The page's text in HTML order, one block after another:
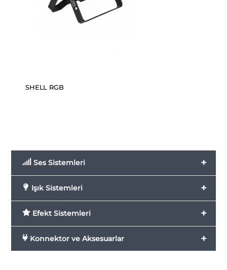
SHELL RGB
+
Ses Sistemleri
+
Işık Sistemleri
+
Efekt Sistemleri
+
Konnektor ve Aksesuarlar